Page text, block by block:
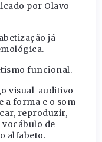
por Olavo
já
funcional.
visual-auditivo
a forma e o som
reproduzir,
de
alfabeto.